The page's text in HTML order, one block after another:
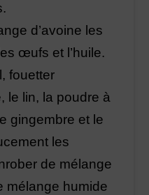
d’avoine les
œufs et l’huile.
fouetter
le lin, la poudre à
gingembre et le
les
de mélange
mélange humide